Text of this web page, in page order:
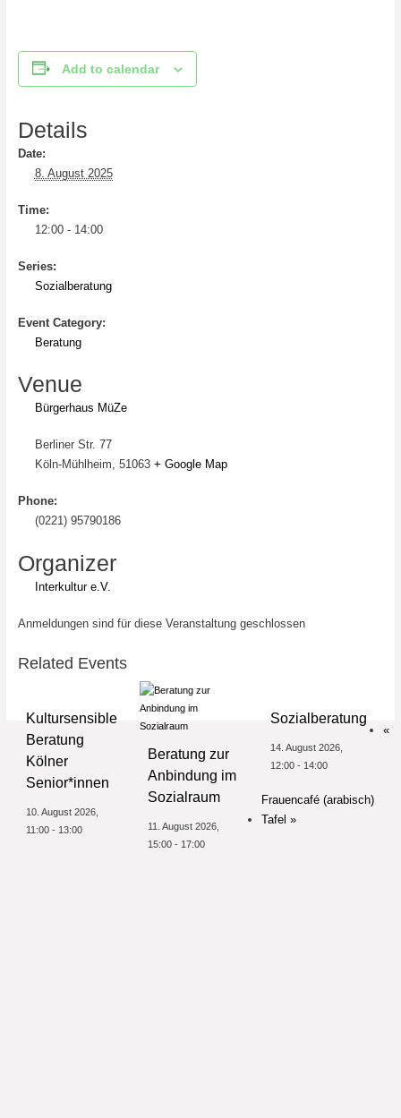
Add to calendar
Details
Date:
8. August 2025
Time:
12:00 - 14:00
Series:
Sozialberatung
Event Category:
Beratung
Venue
Bürgerhaus MüZe
Berliner Str. 77
Köln-Mühlheim, 51063 + Google Map
Phone:
(0221) 95790186
Organizer
Interkultur e.V.
Anmeldungen sind für diese Veranstaltung geschlossen
Related Events
Kultursensible
Beratung
Kölner
Senior*innen
10. August 2026,
11:00 - 13:00
Beratung zur
Anbindung im
Sozialraum
11. August 2026,
15:00 - 17:00
Sozialberatung
14. August 2026,
12:00- 14:00
«
Frauencafé (arabisch)
Tafel»